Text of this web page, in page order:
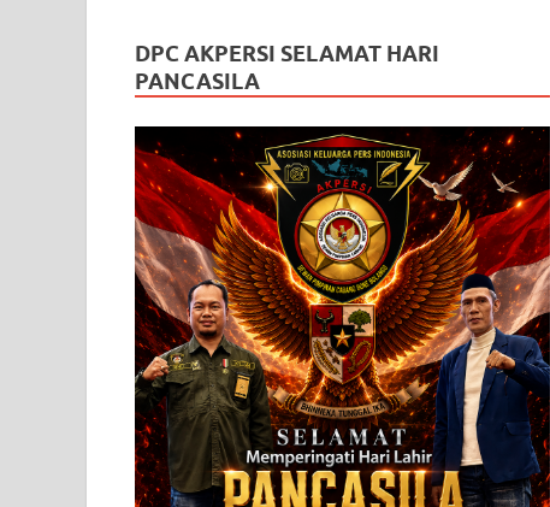
DPC AKPERSI SELAMAT HARI
PANCASILA